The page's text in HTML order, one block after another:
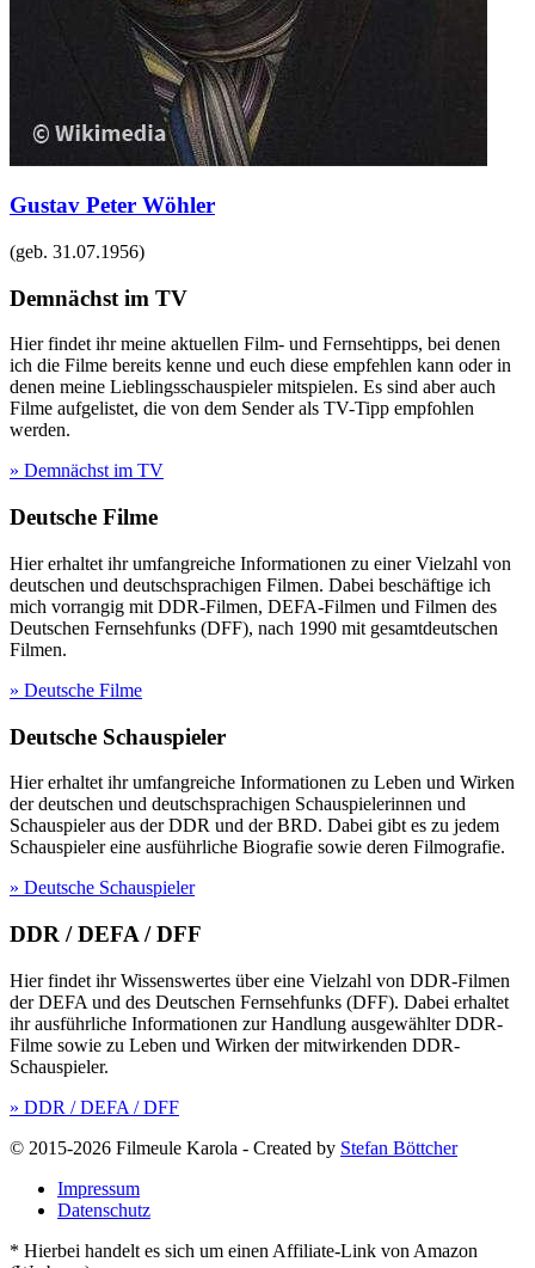
Gustav Peter Wöhler
(geb. 31.07.1956)
Demnächst im TV
Hier findet ihr meine aktuellen Film- und Fernsehtipps, bei denen
ich die Filme bereits kenne und euch diese empfehlen kann oder in
denen meine Lieblingsschauspieler mitspielen. Es sind aber auch
Filme aufgelistet, die von dem Sender als TV-Tipp empfohlen
werden.
» Demnächst im TV
Deutsche Filme
Hier erhaltet ihr umfangreiche Informationen zu einer Vielzahl von
deutschen und deutschsprachigen Filmen. Dabei beschäftige ich
mich vorrangig mit DDR-Filmen, DEFA-Filmen und Filmen des
Deutschen Fernsehfunks (DFF), nach 1990 mit gesamtdeutschen
Filmen.
» Deutsche Filme
Deutsche Schauspieler
Hier erhaltet ihr umfangreiche Informationen zu Leben und Wirken
der deutschen und deutschsprachigen Schauspielerinnen und
Schauspieler aus der DDR und der BRD. Dabei gibt es zu jedem
Schauspieler eine ausführliche Biografie sowie deren Filmografie.
» Deutsche Schauspieler
DDR / DEFA / DFF
Hier findet ihr Wissenswertes über eine Vielzahl von DDR-Filmen
der DEFA und des Deutschen Fernsehfunks (DFF). Dabei erhaltet
ihr ausführliche Informationen zur Handlung ausgewählter DDR-
Filme sowie zu Leben und Wirken der mitwirkenden DDR-
Schauspieler.
» DDR / DEFA / DFF
© 2015-2026 Filmeule Karola - Created by Stefan Böttcher
Impressum
Datenschutz
* Hierbei handelt es sich um einen Affiliate-Link von Amazon